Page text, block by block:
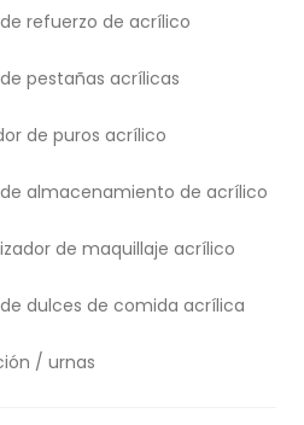
refuerzo de acrílico
pestañas acrílicas
de puros acrílico
almacenamiento de acrílico
de maquillaje acrílico
dulces de comida acrílica
/ urnas